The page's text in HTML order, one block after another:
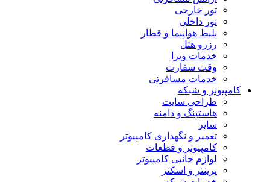
تور خارجی
تور داخلی
بلیط هواپیما و قطار
رزرو هتل
خدمات ویزا
وقت سفارت
خدمات مسافرتی
کامپیوتر و شبکه
طراحی سایت
هاستینگ و دامنه
سایر
تعمیر و نگهداری کامپیوتر
کامپیوتر و قطعات
لوازم جانبی کامپیوتر
پرینتر و اسکنر